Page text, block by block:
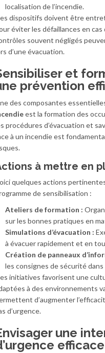
localisation de l’incendie.
dispositifs doivent être
éviter les défaillances en cas
souvent négligés
d’une évacuation.
et
prévention
des composantes
est la formation des
procédures d’évacuation et
à un incendie est
à mettre en
quelques actions
de sensibilisation :
Ateliers de formation :
sur les bonnes pratiques en
Simulations d’évacuation :
à évacuer rapidement et en
Création de panneaux
les consignes de sécurité
initiatives favorisent une
à des environnements
d’augmenter
d’urgence.
une
efficace